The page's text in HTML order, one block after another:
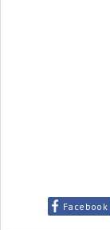
Facebook